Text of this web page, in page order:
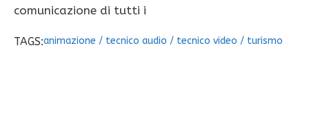
comunicazione di tutti i
TAGS:animazione / tecnico audio / tecnico video / turismo